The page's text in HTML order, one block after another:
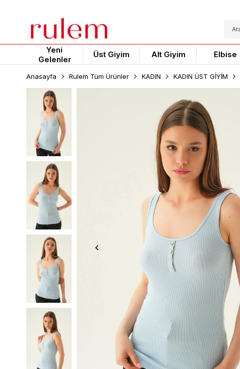
Yeni
Gelenler
Üst Giyim Alt Giyim Elbise
Anasayfa Rulem Tüm Ürünler KADIN KADIN ÜST GİYİM